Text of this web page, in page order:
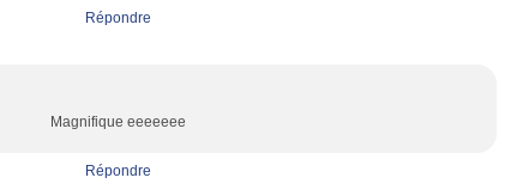
Répondre
Magnifique eeeeeee
Répondre